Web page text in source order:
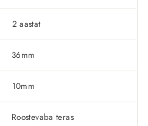
2 aastat
36mm
10mm
Roostevaba teras